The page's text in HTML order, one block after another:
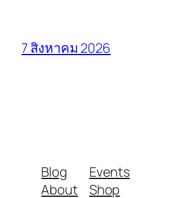
7 สิงหาคม 2026
Blog
About
Events
Shop